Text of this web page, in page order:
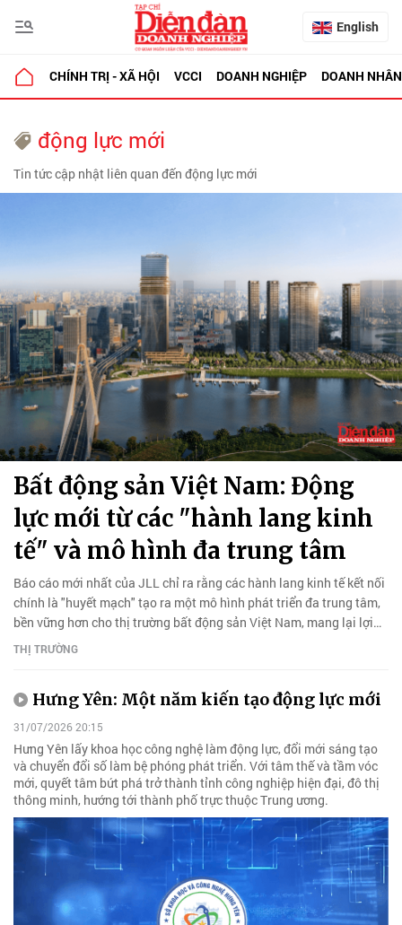
English
CHÍNH TRỊ - XÃ HỘI VCCI DOANH NGHIỆP DOANH NHÂN
động lực mới
Tin tức cập nhật liên quan đến động lực mới
Bất động sản Việt Nam: Động
lực mới từ các "hành lang kinh
tế" và mô hình đa trung tâm
Báo cáo mới nhất của JLL chỉ ra rằng các hành lang kinh tế kết nối
chính là "huyết mạch" tạo ra một mô hình phát triển đa trung tâm,
bền vững hơn cho thị trường bất động sản Việt Nam, mang lại lợi
thế cạnh tranh độc đáo so với khu vực.
THỊ TRƯỜNG
Hưng Yên: Một năm kiến tạo động lực mới
31/07/2026 20:15
Hưng Yên lấy khoa học công nghệ làm động lực, đổi mới sáng tạo
và chuyển đổi số làm bệ phóng phát triển. Với tâm thế và tầm vóc
mới, quyết tâm bứt phá trở thành tỉnh công nghiệp hiện đại, đô thị
thông minh, hướng tới thành phố trực thuộc Trung ương.